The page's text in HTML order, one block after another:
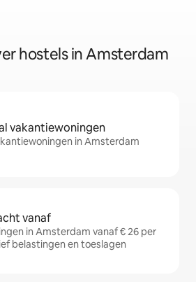
hostels in Amsterdam
vakantiewoningen
in Amsterdam
vanaf
in Amsterdam vanaf € 26 per
belastingen en toeslagen